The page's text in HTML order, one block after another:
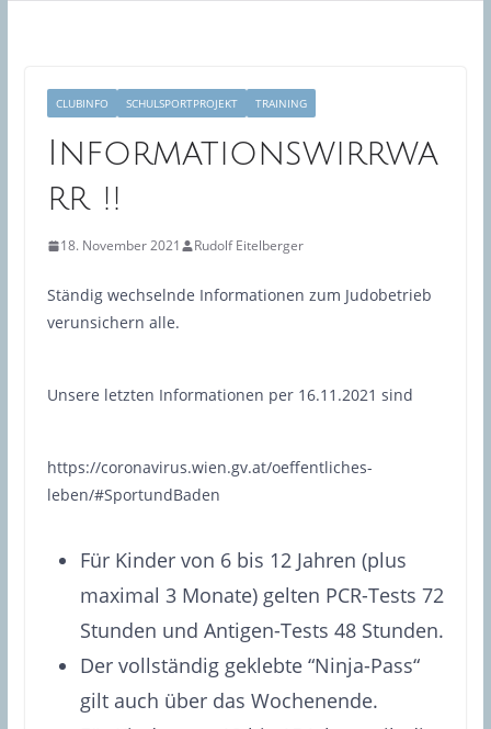
CLUBINFO SCHULSPORTPROJEKT TRAINING
Informationswirrwa
rr !!
18. November 2021 Rudolf Eitelberger
Ständig wechselnde Informationen zum Judobetrieb
verunsichern alle.
Unsere letzten Informationen per 16.11.2021 sind
https://coronavirus.wien.gv.at/oeffentliches-
leben/#SportundBaden
Für Kinder von 6 bis 12 Jahren (plus
maximal 3 Monate) gelten PCR-Tests 72
Stunden und Antigen-Tests 48 Stunden.
Der vollständig geklebte “Ninja-Pass“
gilt auch über das Wochenende.